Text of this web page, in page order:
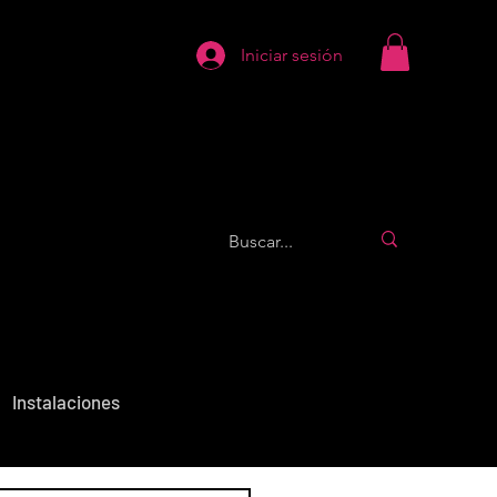
Iniciar sesión
Instalaciones